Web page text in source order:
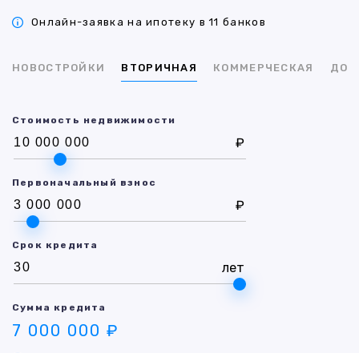
Онлайн-заявка на ипотеку в 11 банков
НОВОСТРОЙКИ ВТОРИЧНАЯ КОММЕРЧЕСКАЯ ДОМ
Стоимость недвижимости
₽
Первоначальный взнос
₽
Срок кредита
лет
Сумма кредита
7 000 000 ₽